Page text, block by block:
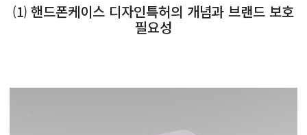
⑴ 핸드폰케이스 디자인특허의 개념과 브랜드 보호
필요성